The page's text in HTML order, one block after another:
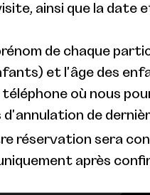
ainsi que la date
de chaque
et l'âge des
téléphone où nous
d'annulation de
réservation sera
après